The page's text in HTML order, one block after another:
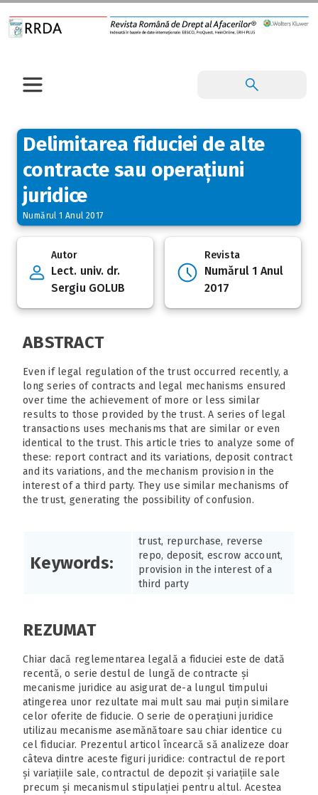
Delimitarea fiduciei de alte
contracte sau operațiuni
juridice
Numărul 1 Anul 2017
Autor
Lect. univ. dr.
Sergiu GOLUB
Revista
Numărul 1 Anul
2017
ABSTRACT
Even if legal regulation of the trust occurred recently, a
long series of contracts and legal mechanisms ensured
over time the achievement of more or less similar
results to those provided by the trust. A series of legal
transactions uses mechanisms that are similar or even
identical to the trust. This article tries to analyze some of
these: report contract and its variations, deposit contract
and its variations, and the mechanism provision in the
interest of a third party. They use similar mechanisms of
the trust, generating the possibility of confusion.
Keywords:
trust, repurchase, reverse
repo, deposit, escrow account,
provision in the interest of a
third party
REZUMAT
Chiar dacă reglementarea legală a fiduciei este de dată
recentă, o serie destul de lungă de contracte și
mecanisme juridice au asigurat de-a lungul timpului
atingerea unor rezultate mai mult sau mai puțin similare
celor oferite de fiducie. O serie de operațiuni juridice
utilizau mecanisme asemănătoare sau chiar identice cu
cel fiduciar. Prezentul articol încearcă să analizeze doar
câteva dintre aceste figuri juridice: contractul de report
și variațiile sale, contractul de depozit și variațiile sale
precum și mecanismul stipulației pentru altul. Acestea